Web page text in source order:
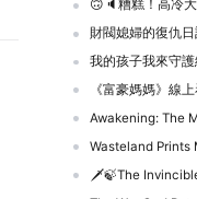
🙃🔈糟糕！高冷大小
財閥媳婦的復仇
我的孩子我來守護線上看
《富豪媽媽》線
Awakening: The Mortal
Wasteland Prints
🗡️🍃The Invincible